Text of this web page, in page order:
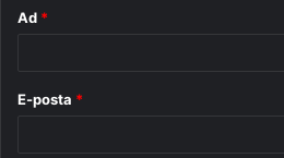
Ad *
E-posta *